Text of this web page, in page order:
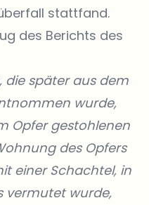
stattfand.
des Berichts des
die später aus dem
wurde,
Opfer gestohlenen
des Opfers
einer Schachtel, in
vermutet wurde,